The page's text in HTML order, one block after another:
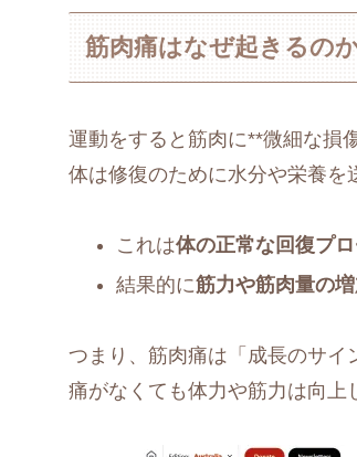
筋肉痛はなぜ起きるの
運動をすると筋肉に**微細な損
体は修復のために水分や栄養を
これは体の正常な回復プ
結果的に筋力や筋肉量の
つまり、筋肉痛は「成長のサイ
痛がなくても体力や筋力は向上